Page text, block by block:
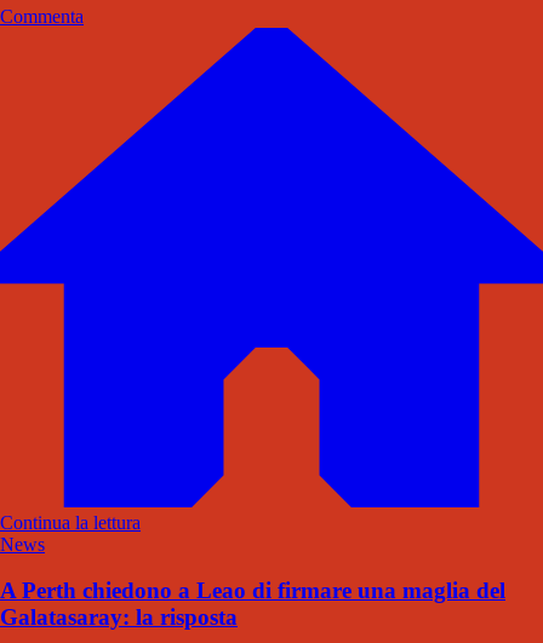
Commenta
Continua la lettura
News
A Perth chiedono a Leao di firmare una maglia del
Galatasaray: la risposta